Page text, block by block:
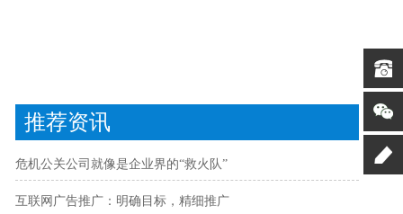
推荐资讯
危机公关公司就像是企业界的“救火队”
互联网广告推广：明确目标，精细推广